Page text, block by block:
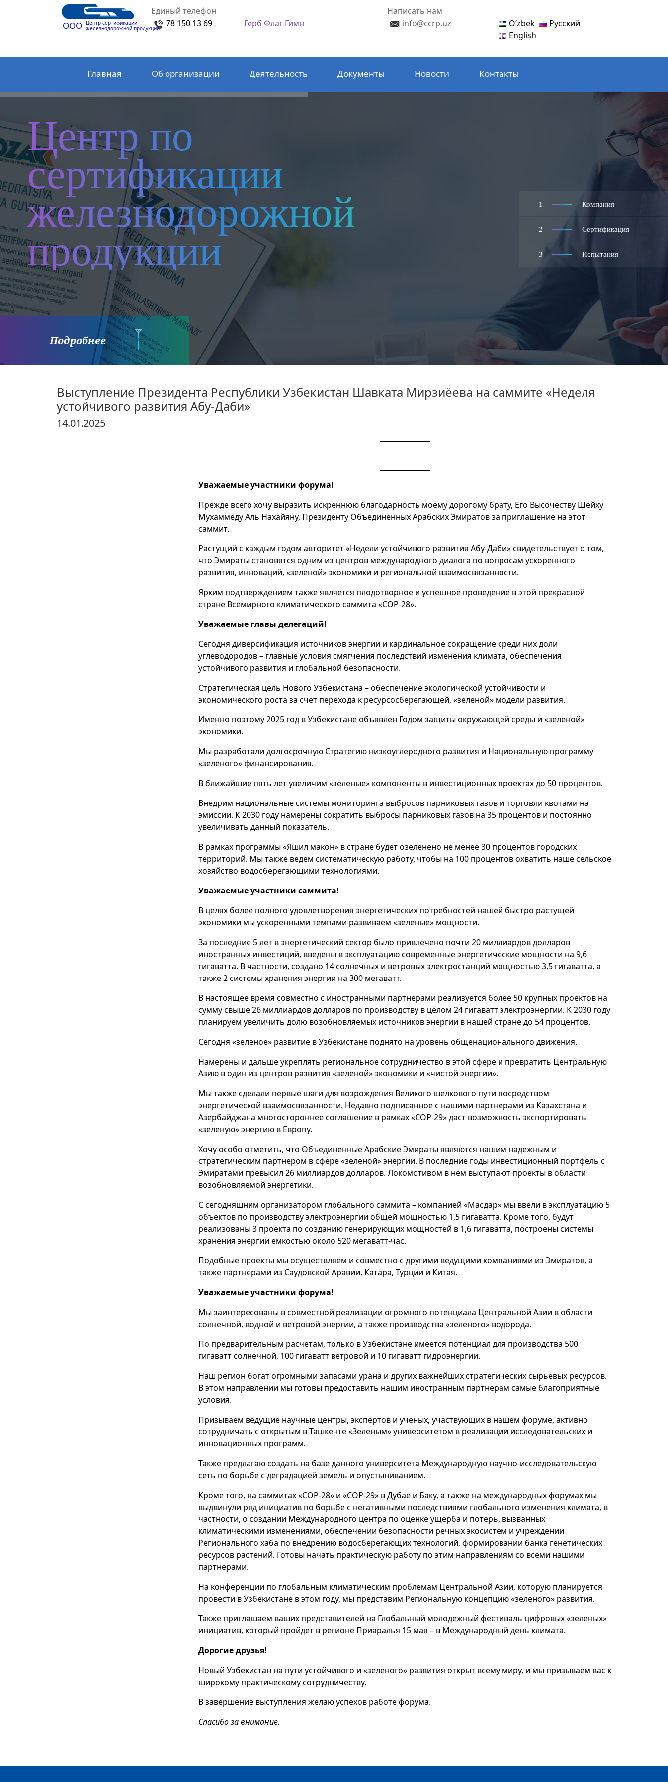
ООО Центр сертификации
железнодорожной продукции
Единый телефон
78 150 13 69
Герб Флаг Гимн
Написать нам
info@ccrp.uz
Oʻzbek
Русский
English
Главная Об организации Деятельность Документы Новости Контакты
1 Компания
2 Сертификация
3 Испытания
Центр по
сертификации
железнодорожной
продукции
Подробнее
Выступление Президента Республики Узбекистан Шавката Мирзиёева на саммите «Неделя
устойчивого развития Абу-Даби»
14.01.2025
Уважаемые участники форума!
Прежде всего хочу выразить искреннюю благодарность моему дорогому брату, Его Высочеству Шейху
Мухаммеду Аль Нахайяну, Президенту Объединенных Арабских Эмиратов за приглашение на этот
саммит.
Растущий с каждым годом авторитет «Недели устойчивого развития Абу-Даби» свидетельствует о том,
что Эмираты становятся одним из центров международного диалога по вопросам ускоренного
развития, инноваций, «зеленой» экономики и региональной взаимосвязанности.
Ярким подтверждением также является плодотворное и успешное проведение в этой прекрасной
стране Всемирного климатического саммита «COP-28».
Уважаемые главы делегаций!
Сегодня диверсификация источников энергии и кардинальное сокращение среди них доли
углеводородов – главные условия смягчения последствий изменения климата, обеспечения
устойчивого развития и глобальной безопасности.
Стратегическая цель Нового Узбекистана – обеспечение экологической устойчивости и
экономического роста за счёт перехода к ресурсосберегающей, «зеленой» модели развития.
Именно поэтому 2025 год в Узбекистане объявлен Годом защиты окружающей среды и «зеленой»
экономики.
Мы разработали долгосрочную Стратегию низкоуглеродного развития и Национальную программу
«зеленого» финансирования.
В ближайшие пять лет увеличим «зеленые» компоненты в инвестиционных проектах до 50 процентов.
Внедрим национальные системы мониторинга выбросов парниковых газов и торговли квотами на
эмиссии. К 2030 году намерены сократить выбросы парниковых газов на 35 процентов и постоянно
увеличивать данный показатель.
В рамках программы «Яшил макон» в стране будет озеленено не менее 30 процентов городских
территорий. Мы также ведем систематическую работу, чтобы на 100 процентов охватить наше сельское
хозяйство водосберегающими технологиями.
Уважаемые участники саммита!
В целях более полного удовлетворения энергетических потребностей нашей быстро растущей
экономики мы ускоренными темпами развиваем «зеленые» мощности.
За последние 5 лет в энергетический сектор было привлечено почти 20 миллиардов долларов
иностранных инвестиций, введены в эксплуатацию современные энергетические мощности на 9,6
гигаватта. В частности, создано 14 солнечных и ветровых электростанций мощностью 3,5 гигаватта, а
также 2 системы хранения энергии на 300 мегаватт.
В настоящее время совместно с иностранными партнерами реализуется более 50 крупных проектов на
сумму свыше 26 миллиардов долларов по производству в целом 24 гигаватт электроэнергии. К 2030 году
планируем увеличить долю возобновляемых источников энергии в нашей стране до 54 процентов.
Сегодня «зеленое» развитие в Узбекистане поднято на уровень общенационального движения.
Намерены и дальше укреплять региональное сотрудничество в этой сфере и превратить Центральную
Азию в один из центров развития «зеленой» экономики и «чистой энергии».
Мы также сделали первые шаги для возрождения Великого шелкового пути посредством
энергетической взаимосвязанности. Недавно подписанное с нашими партнерами из Казахстана и
Азербайджана многостороннее соглашение в рамках «СОР-29» даст возможность экспортировать
«зеленую» энергию в Европу.
Хочу особо отметить, что Объединенные Арабские Эмираты являются нашим надежным и
стратегическим партнером в сфере «зеленой» энергии. В последние годы инвестиционный портфель с
Эмиратами превысил 26 миллиардов долларов. Локомотивом в нем выступают проекты в области
возобновляемой энергетики.
С сегодняшним организатором глобального саммита – компанией «Масдар» мы ввели в эксплуатацию 5
объектов по производству электроэнергии общей мощностью 1,5 гигаватта. Кроме того, будут
реализованы 3 проекта по созданию генерирующих мощностей в 1,6 гигаватта, построены системы
хранения энергии емкостью около 520 мегаватт-час.
Подобные проекты мы осуществляем и совместно с другими ведущими компаниями из Эмиратов, а
также партнерами из Саудовской Аравии, Катара, Турции и Китая.
Уважаемые участники форума!
Мы заинтересованы в совместной реализации огромного потенциала Центральной Азии в области
солнечной, водной и ветровой энергии, а также производства «зеленого» водорода.
По предварительным расчетам, только в Узбекистане имеется потенциал для производства 500
гигаватт солнечной, 100 гигаватт ветровой и 10 гигаватт гидроэнергии.
Наш регион богат огромными запасами урана и других важнейших стратегических сырьевых ресурсов.
В этом направлении мы готовы предоставить нашим иностранным партнерам самые благоприятные
условия.
Призываем ведущие научные центры, экспертов и ученых, участвующих в нашем форуме, активно
сотрудничать с открытым в Ташкенте «Зеленым» университетом в реализации исследовательских и
инновационных программ.
Также предлагаю создать на базе данного университета Международную научно-исследовательскую
сеть по борьбе с деградацией земель и опустыниванием.
Кроме того, на саммитах «СОР-28» и «СОР-29» в Дубае и Баку, а также на международных форумах мы
выдвинули ряд инициатив по борьбе с негативными последствиями глобального изменения климата, в
частности, о создании Международного центра по оценке ущерба и потерь, вызванных
климатическими изменениями, обеспечении безопасности речных экосистем и учреждении
Регионального хаба по внедрению водосберегающих технологий, формировании банка генетических
ресурсов растений. Готовы начать практическую работу по этим направлениям со всеми нашими
партнерами.
На конференции по глобальным климатическим проблемам Центральной Азии, которую планируется
провести в Узбекистане в этом году, мы представим Региональную концепцию «зеленого» развития.
Также приглашаем ваших представителей на Глобальный молодежный фестиваль цифровых «зеленых»
инициатив, который пройдет в регионе Приаралья 15 мая – в Международный день климата.
Дорогие друзья!
Новый Узбекистан на пути устойчивого и «зеленого» развития открыт всему миру, и мы призываем вас к
широкому практическому сотрудничеству.
В завершение выступления желаю успехов работе форума.
Спасибо за внимание.